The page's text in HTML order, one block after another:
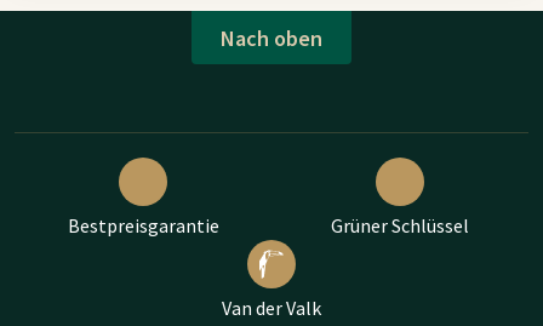
Nach oben
Bestpreisgarantie Grüner Schlüssel
Van der Valk